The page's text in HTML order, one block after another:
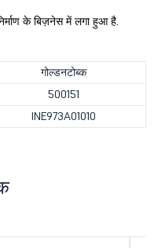
के बिज़नेस में लगा हुआ है.
गोल्डनटोब्क
500151
INE973A01010